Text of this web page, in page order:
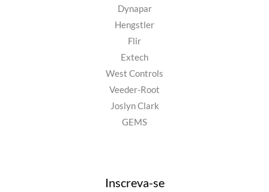
Dynapar
Hengstler
Flir
Extech
West Controls
Veeder-Root
Joslyn Clark
GEMS
Inscreva-se